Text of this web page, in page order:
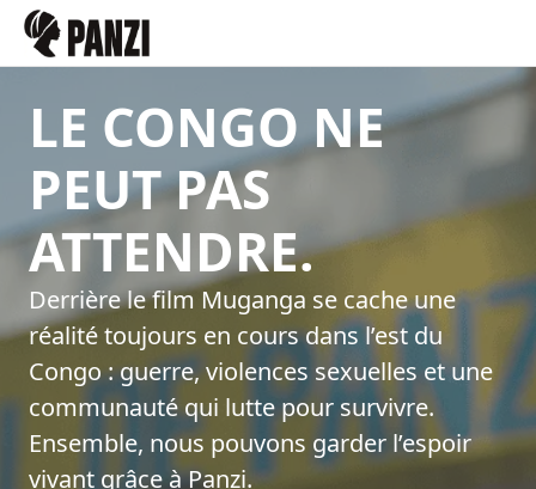
LE CONGO NE
PEUT PAS
ATTENDRE.
Derrière le film Muganga se cache une
réalité toujours en cours dans l’est du
Congo : guerre, violences sexuelles et une
communauté qui lutte pour survivre.
Ensemble, nous pouvons garder l’espoir
vivant grâce à Panzi.